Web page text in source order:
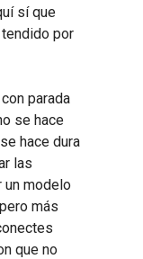
sí que
por
parada
se hace
hace dura
las
un modelo
más
que no